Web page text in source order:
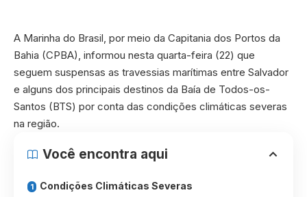
A Marinha do Brasil, por meio da Capitania dos Portos da
Bahia (CPBA), informou nesta quarta-feira (22) que
seguem suspensas as travessias marítimas entre Salvador
e alguns dos principais destinos da Baía de Todos-os-
Santos (BTS) por conta das condições climáticas severas
na região.
Você encontra aqui
Condições Climáticas Severas